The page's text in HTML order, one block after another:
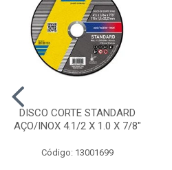
DISCO CORTE STANDARD
AÇO/INOX 4.1/2 X 1.0 X 7/8"
Código: 13001699